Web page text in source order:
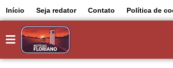
Início Seja redator Contato Política de